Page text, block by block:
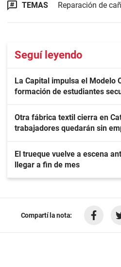
TEMAS Reparación de
Seguí leyendo
La Capital impulsa el Modelo
formación de estudiantes
Otra fábrica textil cierra en
trabajadores quedarán sin
El trueque vuelve a escena
llegar a fin de mes
Compartí la nota: